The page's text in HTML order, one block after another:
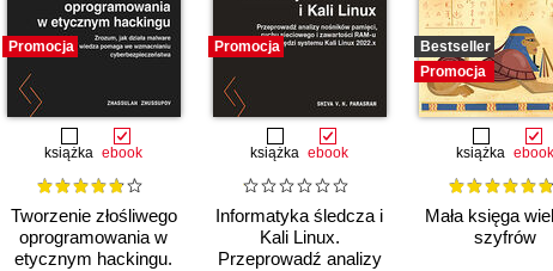
Promocja
książka ebook
Tworzenie złośliwego
oprogramowania w
etycznym hackingu.
Promocja
książka ebook
Informatyka śledcza i
Kali Linux.
Przeprowadź analizy
Bestseller
Promocja
książka ebook
Mała księga
szyfrów